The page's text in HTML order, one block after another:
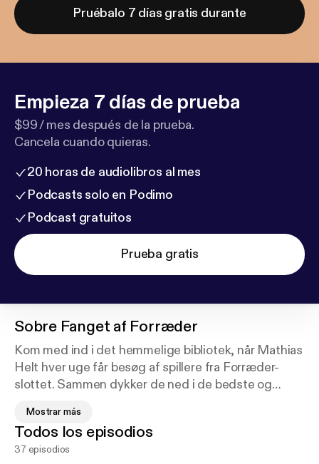
Pruébalo 7 días gratis durante
Empieza 7 días de prueba
$99 / mes después de la prueba.
Cancela cuando quieras.
20 horas de audiolibros al mes
Podcasts solo en Podimo
Podcast gratuitos
Prueba gratis
Sobre Fanget af Forræder
Kom med ind i det hemmelige bibliotek, når Mathias
Helt hver uge får besøg af spillere fra Forræder-
slottet. Sammen dykker de ned i de bedste og
Forræder.Lyt med hver fredag kl. 6.00. Hosted on
Acast. See acast.com/privacy for more information.
Mostrar más
Todos los episodios
37 episodios